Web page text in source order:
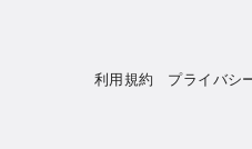
利用規約 プライバシ